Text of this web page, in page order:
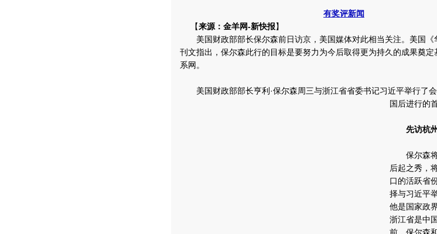
有奖评新闻
【来源：金羊网-新快报】
美国财政部部长保尔森前日访京，美国媒体对此相当关注。美国《
刊文指出，保尔森此行的目标是要努力为今后取得更为持久的成果奠
系网。
美国财政部部长亨利·保尔森周三与浙江省省委书记习近平举行了
国后进行的
先访杭
保尔森将
后起之秀，
口的活跃省
择与习近平
他是国家政
浙江省是中